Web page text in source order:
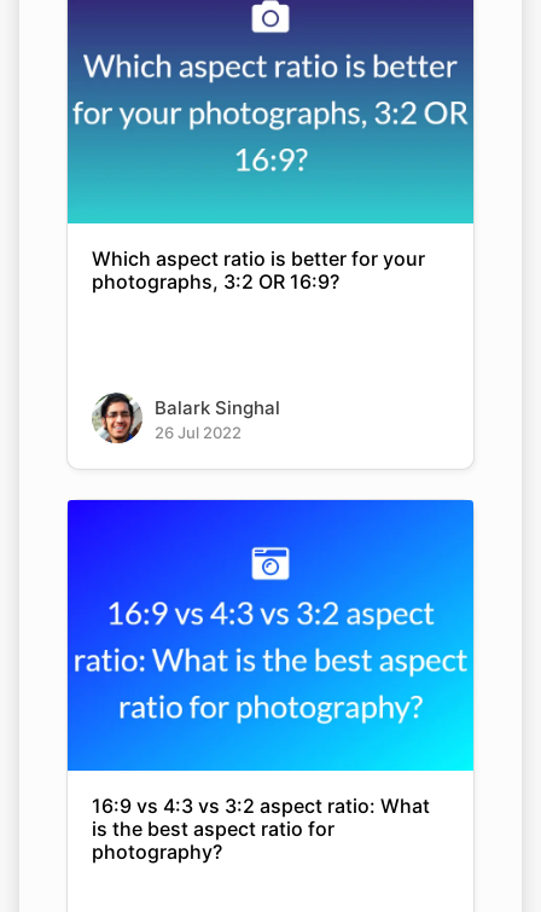
Which aspect ratio is better for your
photographs, 3:2 OR 16:9?
Balark Singhal
26 Jul 2022
16:9 vs 4:3 vs 3:2 aspect ratio: What
is the best aspect ratio for
photography?